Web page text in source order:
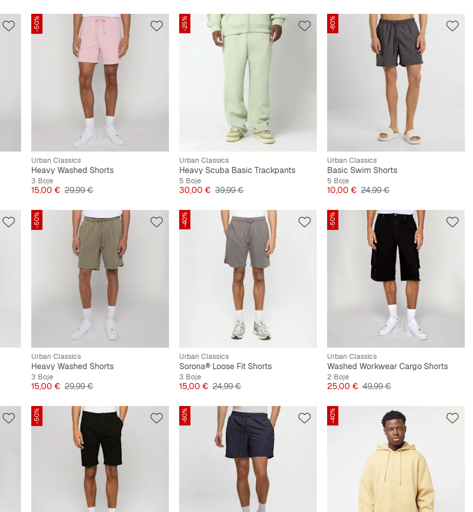
-50%
Urban Classics
Heavy Washed Shorts
3 Boje
Cijena
15,00 € Originalna cijena
29,99 €
-25%
Urban Classics
Heavy Scuba Basic Trackpants
5 Boje
Cijena
30,00 € Originalna cijena
39,99 €
-60%
Urban Classics
Basic Swim Shorts
5 Boje
Cijena
10,00 € Originalna cijena
24,99 €
-50%
Urban Classics
Heavy Washed Shorts
3 Boje
Cijena
15,00 € Originalna cijena
29,99 €
-40%
Urban Classics
Sorona® Loose Fit Shorts
3 Boje
Cijena
15,00 € Originalna cijena
24,99 €
-50%
Urban Classics
Washed Workwear Cargo Shorts
2 Boje
Cijena
25,00 € Originalna cijena
49,99 €
-50% -60% -40%